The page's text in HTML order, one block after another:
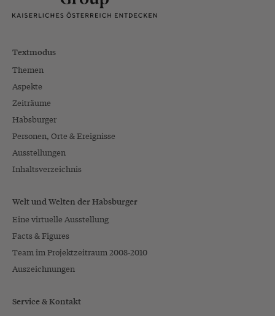
Textmodus
Themen
Aspekte
Zeiträume
Habsburger
Personen, Orte & Ereignisse
Ausstellungen
Inhaltsverzeichnis
Welt und Welten der Habsburger
Eine virtuelle Ausstellung
Facts & Figures
Team im Projektzeitraum 2008-2010
Auszeichnungen
Service & Kontakt